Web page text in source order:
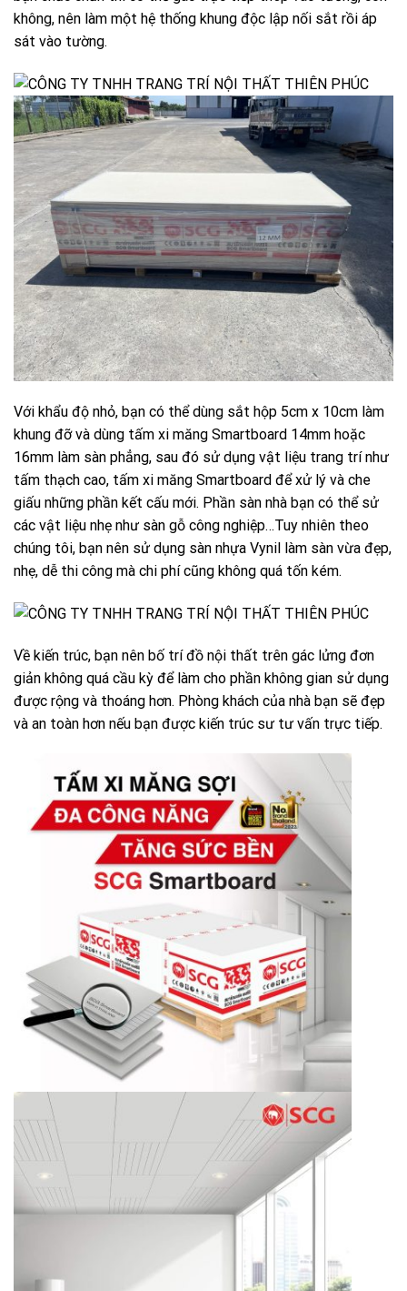
không, nên làm một hệ thống khung độc lập nối sắt rồi áp
sát vào tường.
Với khẩu độ nhỏ, bạn có thể dùng sắt hộp 5cm x 10cm làm
khung đỡ và dùng tấm xi măng Smartboard 14mm hoặc
16mm làm sàn phẳng, sau đó sử dụng vật liệu trang trí như
tấm thạch cao, tấm xi măng Smartboard để xử lý và che
giấu những phần kết cấu mới. Phần sàn nhà bạn có thể sử
các vật liệu nhẹ như sàn gỗ công nghiệp…Tuy nhiên theo
chúng tôi, bạn nên sử dụng sàn nhựa Vynil làm sàn vừa đẹp,
nhẹ, dễ thi công mà chi phí cũng không quá tốn kém.
Về kiến trúc, bạn nên bố trí đồ nội thất trên gác lửng đơn
giản không quá cầu kỳ để làm cho phần không gian sử dụng
được rộng và thoáng hơn. Phòng khách của nhà bạn sẽ đẹp
và an toàn hơn nếu bạn được kiến trúc sư tư vấn trực tiếp.